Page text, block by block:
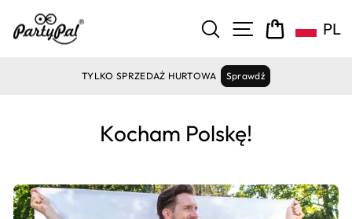
zawartość
SZUKAJNAWIGACJA
KOSZYK
PL
TYLKO SPRZEDAŻ HURTOWA Sprawdź
Kocham Polskę!